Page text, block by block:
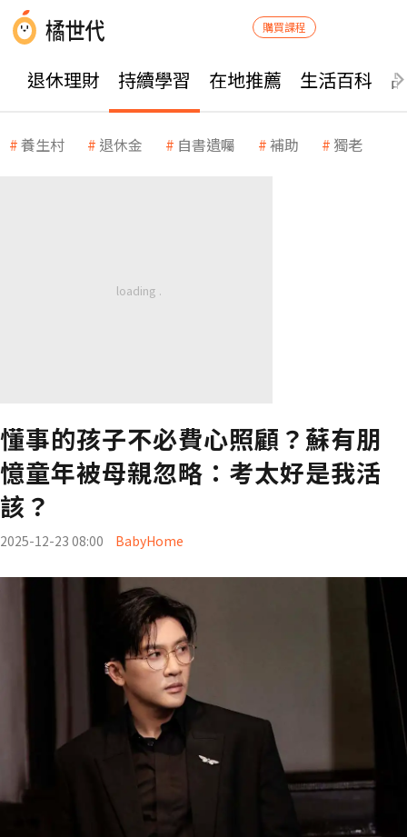
購買課程
退休理財 持續學習 在地推薦 生活百科
養生村 退休金 自書遺囑 補助 獨老
懂事的孩子不必費心照顧？蘇有朋
憶童年被母親忽略：考太好是我活
該？
2025-12-23 08:00 BabyHome